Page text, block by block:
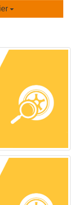
Fiche détaillée